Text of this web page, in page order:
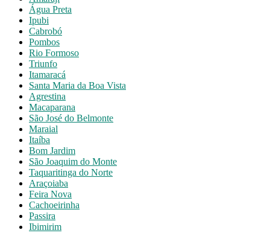
Água Preta
Ipubi
Cabrobó
Pombos
Rio Formoso
Triunfo
Itamaracá
Santa Maria da Boa Vista
Agrestina
Macaparana
São José do Belmonte
Maraial
Itaíba
Bom Jardim
São Joaquim do Monte
Taquaritinga do Norte
Araçoiaba
Feira Nova
Cachoeirinha
Passira
Ibimirim